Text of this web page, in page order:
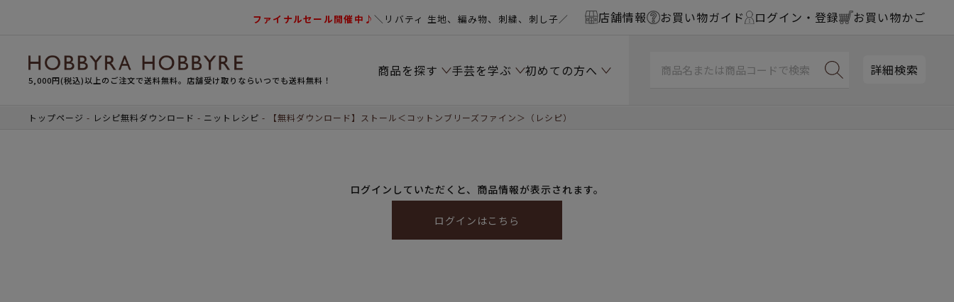
ファイナルセール開催中♪＼リバティ 生地、編み物、刺繍、刺し子／ 店舗情報 お買い物ガイド ログイン・登録 お買い物かご
5,000円(税込)以上のご注文で送料無料。店舗受け取りならいつでも送料無料！
商品を探す 手芸を学ぶ 初めての方へ 詳細検索
トップページ レシピ無料ダウンロード ニットレシピ 【無料ダウンロード】ストール＜コットンブリーズファイン＞（レシピ）
ログインしていただくと、商品情報が表示されます。
ログインはこちら